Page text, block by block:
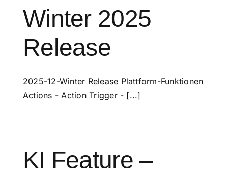
Winter 2025
Release
2025-12-Winter Release Plattform-Funktionen
Actions - Action Trigger - [...]
KI Feature –